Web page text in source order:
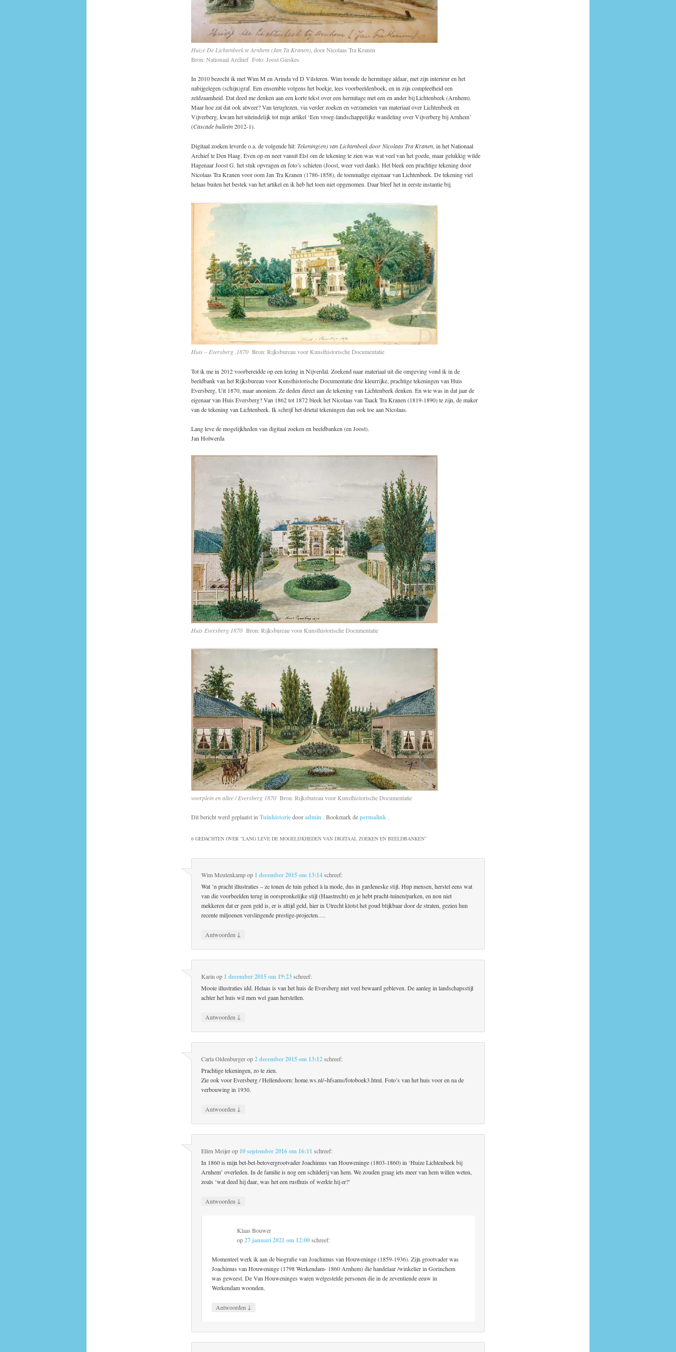
Huize De Lichtenbeek te Arnhem (Jan Ta Kranen), door Nicolaas Tra Kranen
Bron: Nationaal Archief Foto: Joost Gieskes
In 2010 bezocht ik met Wim M en Arinda vd D Vilsteren. Wim toonde de hermitage aldaar, met zijn interieur en het
nabijgelegen (schijn)graf. Een ensemble volgens het boekje, lees voorbeeldenboek, en in zijn compleetheid een
zeldzaamheid. Dat deed me denken aan een korte tekst over een hermitage met een en ander bij Lichtenbeek (Arnhem).
Maar hoe zat dat ook alweer? Van teruglezen, via verder zoeken en verzamelen van materiaal over Lichtenbeek en
Vijverberg, kwam het uiteindelijk tot mijn artikel ‘Een vroeg-landschappelijke wandeling over Vijverberg bij Arnhem’
(Cascade bulletin2012-1).
Digitaal zoeken leverde o.a. de volgende hit:Tekening(en) van Lichtenbeek door Nicolaas Tra Kranen, in het Nationaal
Archief te Den Haag. Even op en neer vanuit Elst om de tekening te zien was wat veel van het goede, maar gelukkig wilde
Hagenaar Joost G. het stuk opvragen en foto’s schieten (Joost, weer veel dank). Het bleek een prachtige tekening door
Nicolaas Tra Kranen voor oom Jan Tra Kranen (1786-1858), de toenmalige eigenaar van Lichtenbeek. De tekening viel
helaas buiten het bestek van het artikel en ik heb het toen niet opgenomen. Daar bleef het in eerste instantie bij.
Huis – Eversberg .1870Bron: Rijksbureau voor Kunsthistorische Documentatie
Tot ik me in 2012 voorbereidde op een lezing in Nijverdal. Zoekend naar materiaal uit die omgeving vond ik in de
beeldbank van het Rijksbureau voor Kunsthistorische Documentatie drie kleurrijke, prachtige tekeningen van Huis
Eversberg. Uit 1870, maar anoniem. Ze deden direct aan de tekening van Lichtenbeek denken. En wie was in dat jaar de
eigenaar van Huis Eversberg? Van 1862 tot 1872 bleek het Nicolaas van Taack Tra Kranen (1819-1890) te zijn, de maker
van de tekening van Lichtenbeek. Ik schrijf het drietal tekeningen dan ook toe aan Nicolaas.
Lang leve de mogelijkheden van digitaal zoeken en beeldbanken (en Joost).
Jan Holwerda
Huis Eversberg 1870Bron: Rijksbureau voor Kunsthistorische Documentatie
voorplein en allee / Eversberg 1870 Bron: Rijksbureau voor Kunsthistorische Documentatie
Dit bericht werd geplaatst in Tuinhistoriedooradmin . Bookmark depermalink .
6 GEDACHTEN OVER “LANG LEVE DE MOGELIJKHEDEN VAN DIGITAAL ZOEKEN EN BEELDBANKEN”
Wim Meulenkampop 1 december 2015 om 13:14 schreef:
Wat ’n pracht illustraties – ze tonen de tuin geheel à la mode, dus in gardeneske stijl. Hup mensen, herstel eens wat
van die voorbeelden terug in oorspronkelijke stijl (Haastrecht) en je hebt pracht-tuinen/parken, en nou niet
mekkeren dat er geen geld is, er is altijd geld, hier in Utrecht klotst het goud blijkbaar door de straten, gezien hun
recente miljoenen verslingende prestige-projecten….
Antwoorden ↓
Karin op 1 december 2015 om 19:23 schreef:
Mooie illustraties idd. Helaas is van het huis de Eversberg niet veel bewaard gebleven. De aanleg in landschapsstijl
achter het huis wil men wel gaan herstellen.
Antwoorden ↓
Carla Oldenburgerop2 december 2015 om 13:12 schreef:
Prachtige tekeningen, zo te zien.
Zie ook voor Eversberg / Hellendoorn: home.ws.nl/~hfsams/fotoboek3.html. Foto’s van het huis voor en na de
verbouwing in 1930.
Antwoorden ↓
Ellen Meijerop 10 september 2016 om 16:11 schreef:
In 1860 is mijn bet-bet-betovergrootvader Joachimus van Houweninge (1803-1860) in ‘Huize Lichtenbeek bij
Arnhem’ overleden. In de familie is nog een schilderij van hem. We zouden graag iets meer van hem willen weten,
zoals ‘wat deed hij daar, was het een rusthuis of werkte hij er?’
Antwoorden ↓
Klaas Bouwer
op27 januari 2021 om 12:00schreef:
Momenteel werk ik aan de biografie van Joachimus van Houweninge (1859-1936). Zijn grootvader was
Joachimus van Houweninge (1798 Werkendam- 1860 Arnhem) die handelaar /winkelier in Gorinchem
was geweest. De Van Houweninges waren welgestelde personen die in de zeventiende eeuw in
Werkendam woonden.
Antwoorden ↓